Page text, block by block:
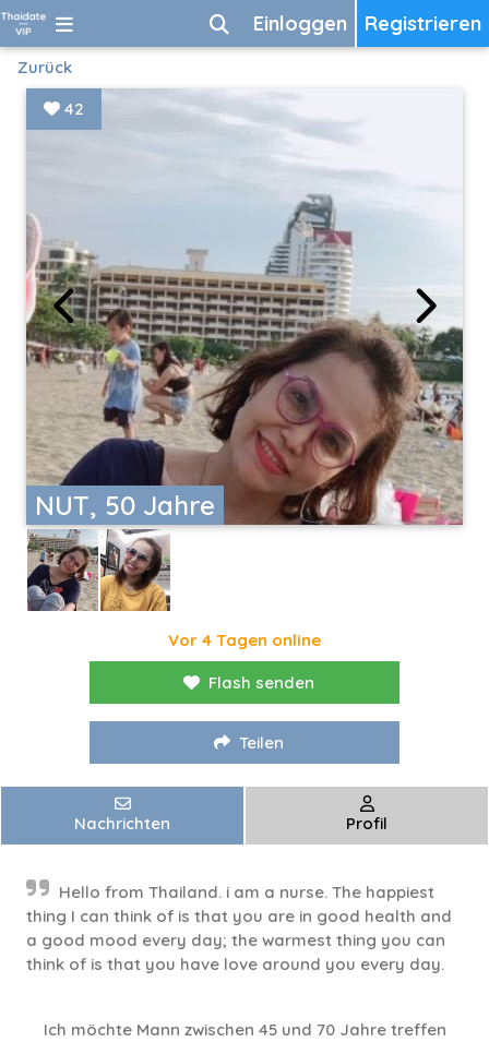
Registrieren
Einloggen
Zurück
NUT, 50 Jahre
42
Vor 4 Tagen online
Flash senden
Teilen
Nachrichten Profil
Hello from Thailand. i am a nurse. The happiest
thing I can think of is that you are in good health and
a good mood every day; the warmest thing you can
think of is that you have love around you every day.
Ich möchte Mann zwischen 45 und 70 Jahre treffen